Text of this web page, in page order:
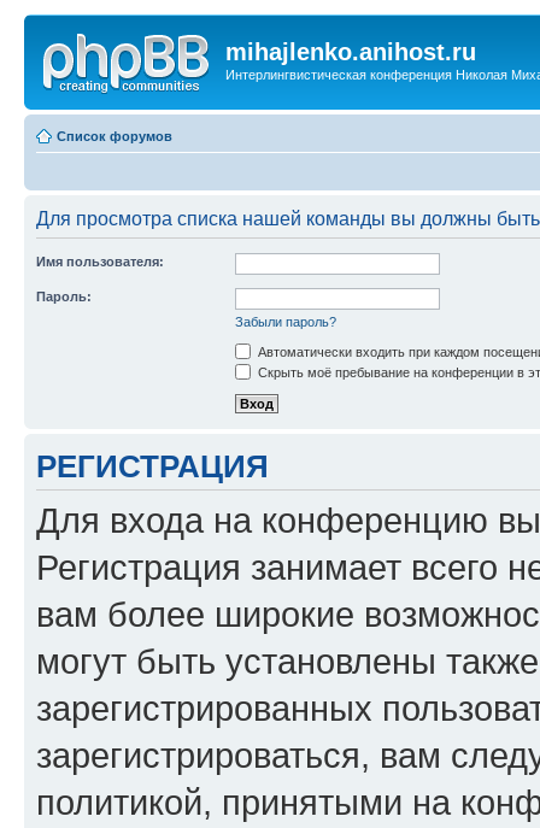
mihajlenko.anihost.ru
Интерлингвистическая конференция Николая
Список форумов
Для просмотра списка нашей команды вы должны
Имя пользователя:
Пароль:
Забыли пароль?
Автоматически входить при каждом
Скрыть моё пребывание на конференции в
РЕГИСТРАЦИЯ
Для входа на конференцию
Регистрация занимает всего
вам более широкие
могут быть установлены
зарегистрированных
зарегистрироваться, вам
политикой, принятыми на